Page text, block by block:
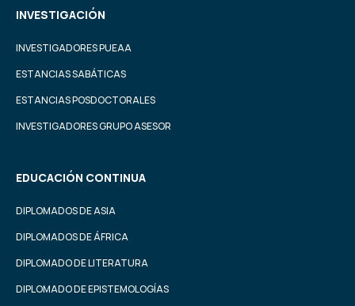
INVESTIGACIÓN
INVESTIGADORES PUEAA
ESTANCIAS SABÁTICAS
ESTANCIAS POSDOCTORALES
INVESTIGADORES GRUPO ASESOR
EDUCACIÓN CONTINUA
DIPLOMADOS DE ASIA
DIPLOMADOS DE ÁFRICA
DIPLOMADO DE LITERATURA
DIPLOMADO DE EPISTEMOLOGÍAS